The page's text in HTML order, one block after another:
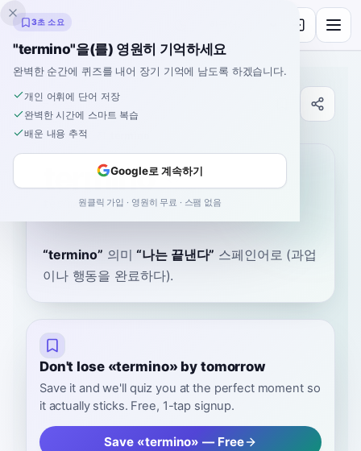
잉클링고
사전
홈›스페인어›사전
termino
ter-mee-noh teɾˈmino
“termino” 의미 “나는 끝낸다” 스페인어로 (과업
이나 행동을 완료하다).
Don't lose «termino» by tomorrow
Save it and we'll quiz you at the perfect moment so
it actually sticks. Free, 1-tap signup.
Save «termino» — Free
3초 소요
"termino"을(를) 영원히 기억하세요
완벽한 순간에 퀴즈를 내어 장기 기억에 남도록 하겠습니다.
개인 어휘에 단어 저장
완벽한 시간에 스마트 복습
배운 내용 추적
Google로 계속하기
원클릭 가입 · 영원히 무료 · 스팸 없음